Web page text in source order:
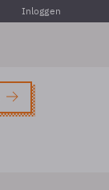
Inloggen